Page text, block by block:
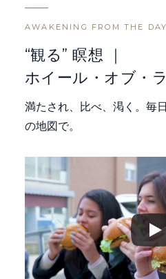
AWAKENING FROM THE
“観る” 瞑想 ｜
ホイール・オブ・
満たされ、比べ、渇く。毎
の地図で。